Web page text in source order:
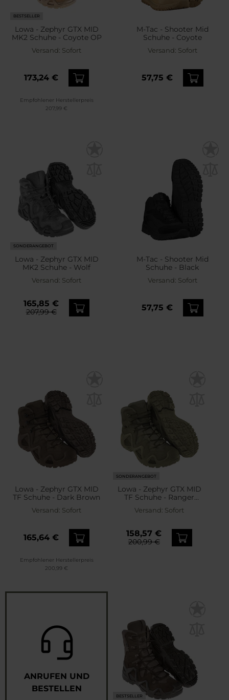
BESTSELLER
Lowa - Zephyr GTX MID
MK2 Schuhe - Coyote OP
Versand: Sofort
173,24 €
Empfohlener Herstellerpreis
207,99 €
M-Tac - Shooter Mid
Schuhe - Coyote
Versand: Sofort
57,75 €
SONDERANGEBOT
Lowa - Zephyr GTX MID
MK2 Schuhe - Wolf
Versand: Sofort
165,85 €
207,99 €
M-Tac - Shooter Mid
Schuhe - Black
Versand: Sofort
57,75 €
Lowa - Zephyr GTX MID
TF Schuhe - Dark Brown
Versand: Sofort
165,64 €
Empfohlener Herstellerpreis
200,99 €
SONDERANGEBOT
Lowa - Zephyr GTX MID
TF Schuhe - Ranger
Versand: Sofort
158,57 €
200,99 €
ANRUFEN UND
BESTELLEN
BESTSELLER